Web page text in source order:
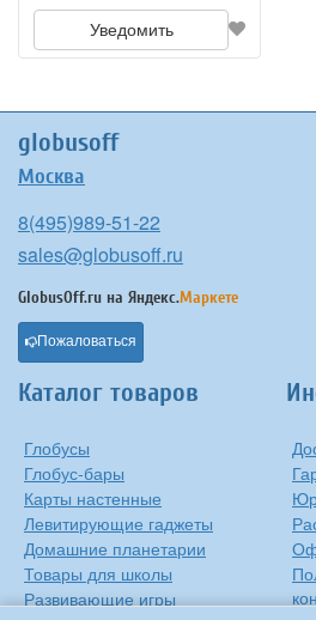
Уведомить
globusoff
Москва
8(495)989-51-22
sales@globusoff.ru
GlobusOff.ru на Яндекс.Маркете
Пожаловаться
Каталог товаров
Глобусы
Глобус-бары
Карты настенные
Левитирующие гаджеты
Домашние планетарии
Товары для школы
Развивающие игры